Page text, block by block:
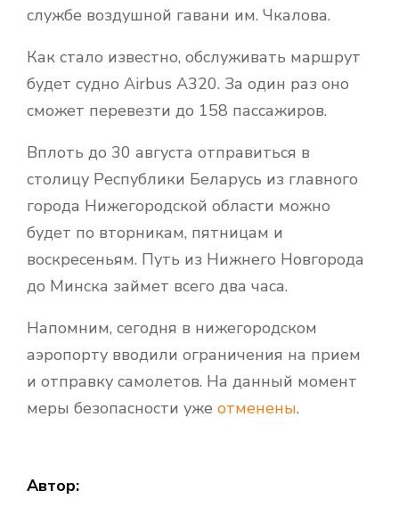
службе воздушной гавани им. Чкалова.
Как стало известно, обслуживать маршрут
будет судно Airbus A320. За один раз оно
сможет перевезти до 158 пассажиров.
Вплоть до 30 августа отправиться в
столицу Республики Беларусь из главного
города Нижегородской области можно
будет по вторникам, пятницам и
воскресеньям. Путь из Нижнего Новгорода
до Минска займет всего два часа.
Напомним, сегодня в нижегородском
аэропорту вводили ограничения на прием
и отправку самолетов. На данный момент
меры безопасности уже отменены.
Автор: